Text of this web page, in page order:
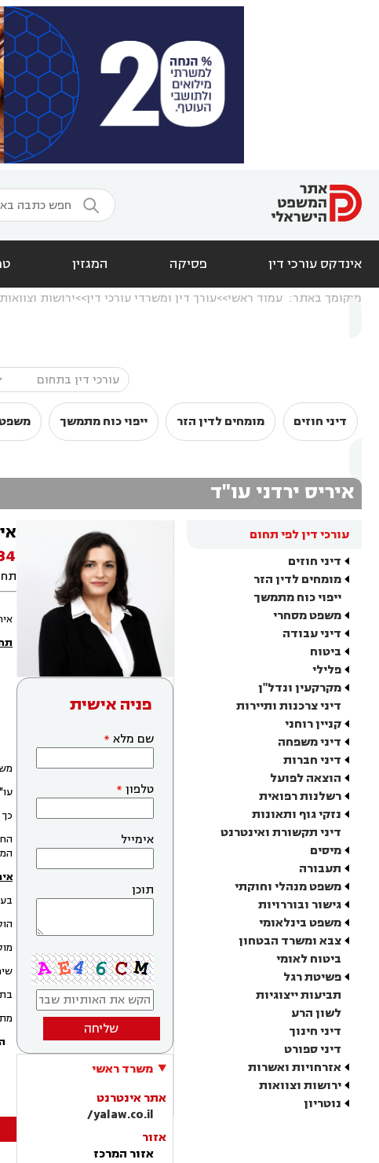

אינדקס עורכי דין פסיקה המגזין
מיקומך באתר: עמוד ראשי עורך דין ומשרדי עורכי דין ירושות וצוואות
דיני חוזים מומחים לדין הזר ייפוי כוח מתמשך
איריס ירדני עו"ד
עורכי דין לפי תחום
דיני חוזים
מומחים לדין הזר
ייפוי כוח מתמשך
משפט מסחרי
דיני עבודה
ביטוח
פלילי
מקרקעין ונדל"ן
דיני צרכנות ותיירות
קניין רוחני
דיני משפחה
דיני חברות
הוצאה לפועל
רשלנות רפואית
נזקי גוף ותאונות
דיני תקשורת ואינטרנט
מיסים
תעבורה
משפט מנהלי וחוקתי
גישור ובוררויות
משפט בינלאומי
צבא ומשרד הבטחון
ביטוח לאומי
פשיטת רגל
תביעות ייצוגיות
לשון הרע
דיני חינוך
דיני ספורט
אזרחויות ואשרות
ירושות וצוואות
נוטריון
פניה אישית
שם מלא
טלפון
אימייל
תוכן
שליחה
משרד ראשי
אתר אינטרנט
yalaw.co.il/
אזור
אזור המרכז
בעלת